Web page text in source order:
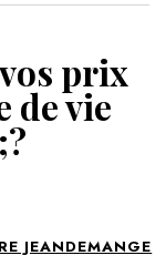
prix
de vie
JEANDEMANGE